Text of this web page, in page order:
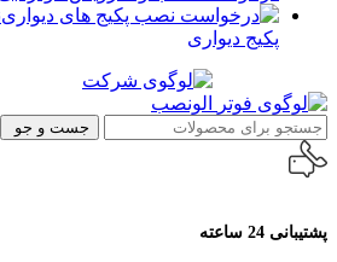
پکیج دیواری
جست و جو
پشتیبانی 24 ساعته